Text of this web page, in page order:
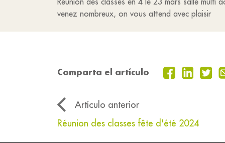
venez nombreux, on vous attend avec plaisir
Comparta el artículo
Artículo anterior
Réunion des classes fête d'été 2024